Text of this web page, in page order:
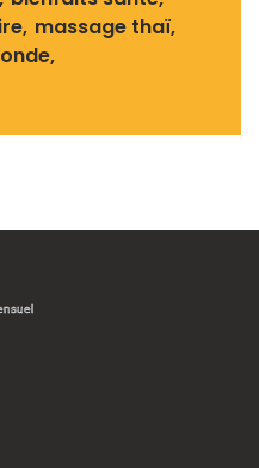
massage thaï